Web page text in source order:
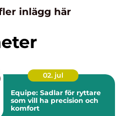
inlägg här
02. jul
Equipe: Sadlar för ryttare
som vill ha precision och
komfort